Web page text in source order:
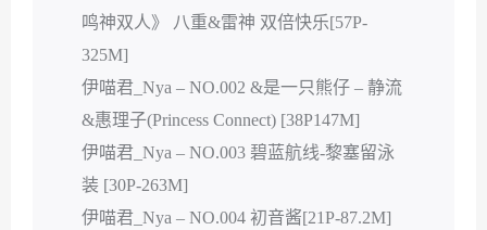
鸣神双人》 八重&雷神 双倍快乐[57P-
325M]
伊喵君_Nya – NO.002 &是一只熊仔 – 静流
&惠理子(Princess Connect) [38P147M]
伊喵君_Nya – NO.003 碧蓝航线-黎塞留泳
装 [30P-263M]
伊喵君_Nya – NO.004 初音酱[21P-87.2M]